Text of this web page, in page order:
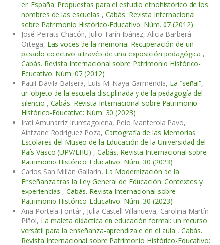
en España: Propuestas para el estudio etnohistórico de los
nombres de las escuelas , Cabás. Revista Internacional
sobre Patrimonio Histórico-Educativo: Núm. 07 (2012)
José Peirats Chacón, Julio Tarín Ibáñez, Alicia Barberá
Ortega, Las voces de la memoria: Recuperación de un
pasado colectivo a través de una exposición pedagógica ,
Cabás. Revista Internacional sobre Patrimonio Histórico-
Educativo: Núm. 07 (2012)
Pauli Dávila Balsera, Luis M. Naya Garmendia, La “señal”,
un objeto de la escuela disciplinada y de la pedagogía del
silencio , Cabás. Revista Internacional sobre Patrimonio
Histórico-Educativo: Núm. 30 (2023)
Irati Amunarriz Iruretagoiena, Peio Manterola Pavo,
Aintzane Rodríguez Poza, Cartografía de las Memorias
Escolares del Museo de la Educación de la Universidad del
País Vasco (UPV/EHU) , Cabás. Revista Internacional sobre
Patrimonio Histórico-Educativo: Núm. 30 (2023)
Carlos San Millán Gallarín, La Modernización de la
Enseñanza tras la Ley General de Educación. Contextos y
experiencias , Cabás. Revista Internacional sobre
Patrimonio Histórico-Educativo: Núm. 30 (2023)
Ana Portela Fontán, Julia Castell Villanueva, Carolina Martín-
Piñol, La maleta didáctica en educación formal: un recurso
versátil para la enseñanza-aprendizaje en el aula , Cabás.
Revista Internacional sobre Patrimonio Histórico-Educativo: